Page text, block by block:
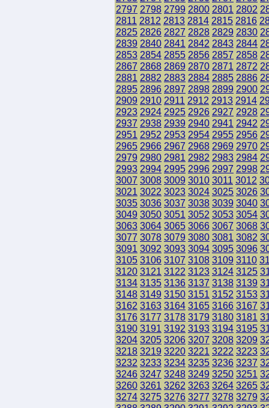
2797 2798 2799 2800 2801 2802
2811 2812 2813 2814 2815 2816
2825 2826 2827 2828 2829 2830
2839 2840 2841 2842 2843 2844
2853 2854 2855 2856 2857 2858
2867 2868 2869 2870 2871 2872
2881 2882 2883 2884 2885 2886
2895 2896 2897 2898 2899 2900
2909 2910 2911 2912 2913 2914
2923 2924 2925 2926 2927 2928
2937 2938 2939 2940 2941 2942
2951 2952 2953 2954 2955 2956
2965 2966 2967 2968 2969 2970
2979 2980 2981 2982 2983 2984
2993 2994 2995 2996 2997 2998
3007 3008 3009 3010 3011 3012
3021 3022 3023 3024 3025 3026
3035 3036 3037 3038 3039 3040
3049 3050 3051 3052 3053 3054
3063 3064 3065 3066 3067 3068
3077 3078 3079 3080 3081 3082
3091 3092 3093 3094 3095 3096
3105 3106 3107 3108 3109 3110
3120 3121 3122 3123 3124 3125
3134 3135 3136 3137 3138 3139
3148 3149 3150 3151 3152 3153
3162 3163 3164 3165 3166 3167
3176 3177 3178 3179 3180 3181
3190 3191 3192 3193 3194 3195
3204 3205 3206 3207 3208 3209
3218 3219 3220 3221 3222 3223
3232 3233 3234 3235 3236 3237
3246 3247 3248 3249 3250 3251
3260 3261 3262 3263 3264 3265
3274 3275 3276 3277 3278 3279